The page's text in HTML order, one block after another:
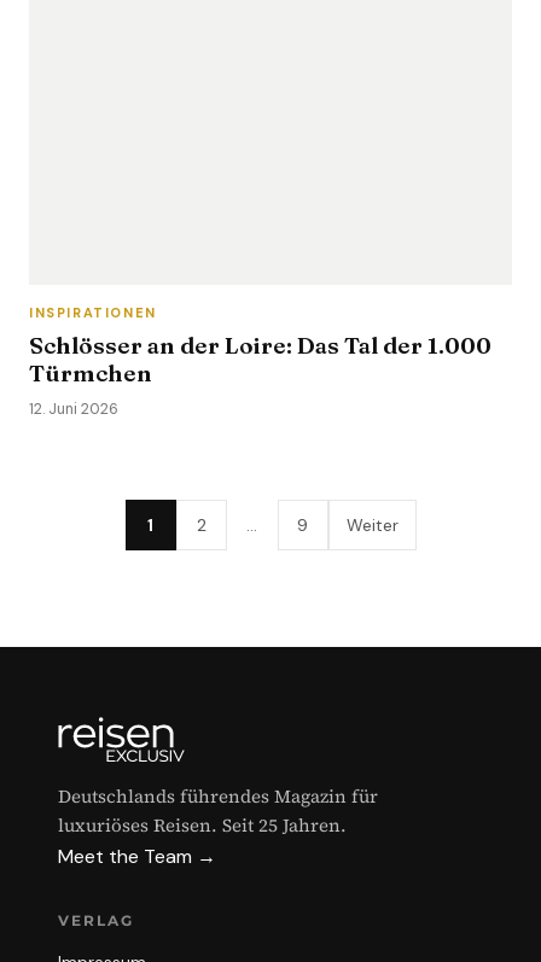
INSPIRATIONEN
Schlösser an der Loire: Das Tal der 1.000
Türmchen
12. Juni 2026
1 2 9 Weiter
Deutschlands führendes Magazin für
luxuriöses Reisen. Seit 25 Jahren.
Meet the Team →
VERLAG